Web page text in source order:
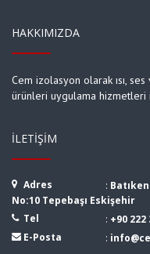
HAKKIMIZDA
Cem izolasyon olarak ısı,
ürünleri uygulama hizmetleri
İLETIŞIM
Adres :
No:10 Tepebaşı Eskişehir
Tel
: +90 222
E-Posta
: